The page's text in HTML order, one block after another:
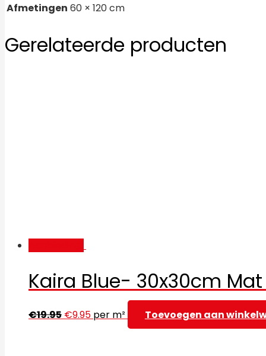
Afmetingen 60 × 120 cm
Gerelateerde producten
Kaira Blue- 30x30cm
€19.95 €9.95 per m² Toevoegen aan